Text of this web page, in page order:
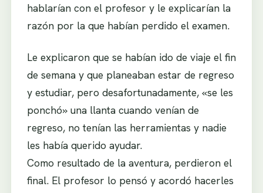
hablarían con el profesor y le explicarían la
razón por la que habían perdido el examen.
Le explicaron que se habían ido de viaje el fin
de semana y que planeaban estar de regreso
y estudiar, pero desafortunadamente, «se les
ponchó» una llanta cuando venían de
regreso, no tenían las herramientas y nadie
les había querido ayudar.
Como resultado de la aventura, perdieron el
final. El profesor lo pensó y acordó hacerles